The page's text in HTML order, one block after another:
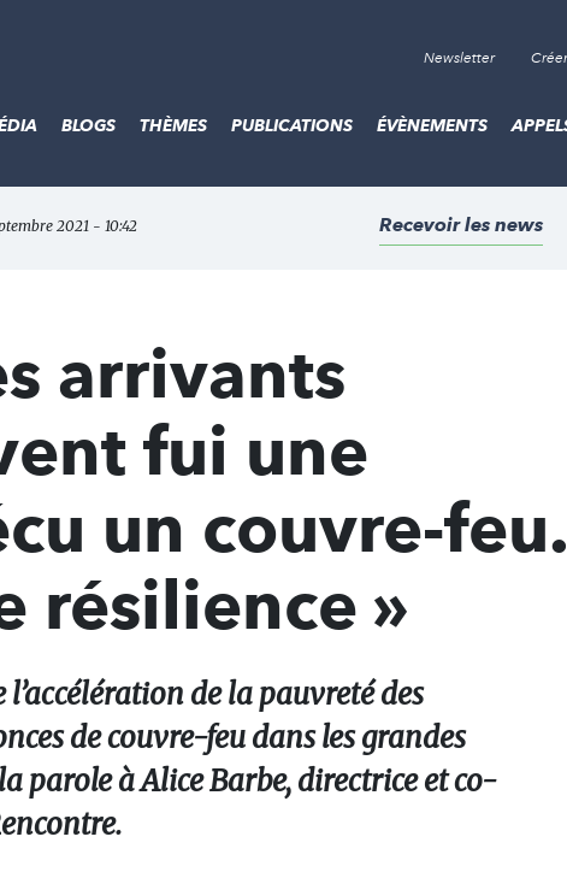
Newsletter
BLOGS THÈMES PUBLICATIONS ÉVÈNEMENTS
2021 - 10:42 Recevoir les news
arrivants
fui une
un couvre-feu.
résilience »
l’accélération de la pauvreté des
de couvre-feu dans les grandes
parole à Alice Barbe, directrice et co-